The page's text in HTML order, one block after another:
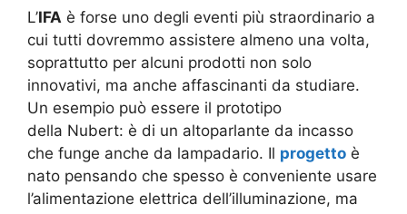
L’IFA è forse uno degli eventi più straordinario a
cui tutti dovremmo assistere almeno una volta,
soprattutto per alcuni prodotti non solo
innovativi, ma anche affascinanti da studiare.
Un esempio può essere il prototipo
della Nubert: è di un altoparlante da incasso
che funge anche da lampadario. Il progetto è
nato pensando che spesso è conveniente usare
l’alimentazione elettrica dell’illuminazione, ma